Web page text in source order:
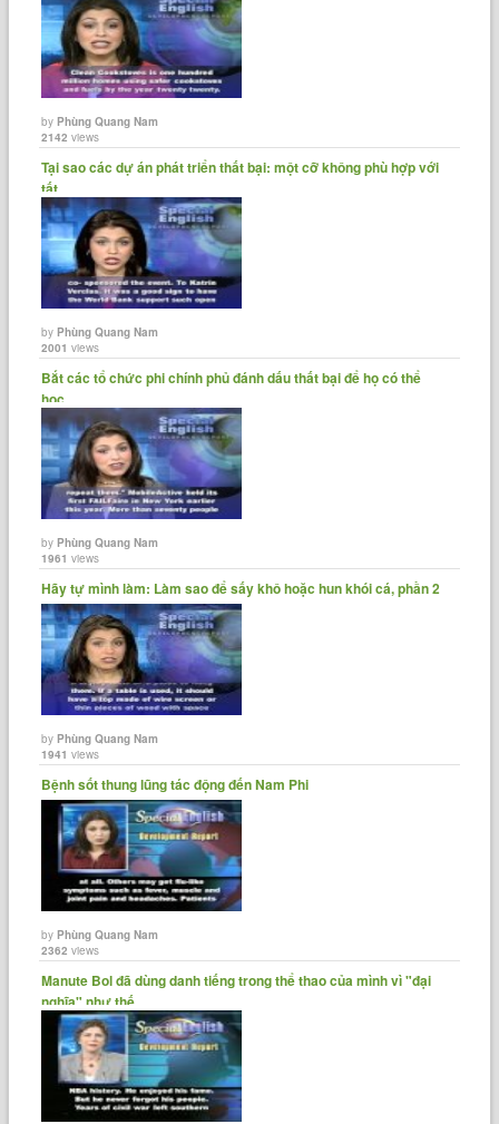
byPhùng Quang Nam
2142 views
Tại sao các dự án phát triển thất bại: một cỡ không phù hợp với
tất......
byPhùng Quang Nam
2001 views
Bắt các tổ chức phi chính phủ đánh dấu thất bại để họ có thể
học......
byPhùng Quang Nam
1961 views
Hãy tự mình làm: Làm sao để sấy khô hoặc hun khói cá, phần 2
byPhùng Quang Nam
1941 views
Bệnh sốt thung lũng tác động đến Nam Phi
byPhùng Quang Nam
2362 views
Manute Bol đã dùng danh tiếng trong thể thao của mình vì "đại
nghĩa" như thế......